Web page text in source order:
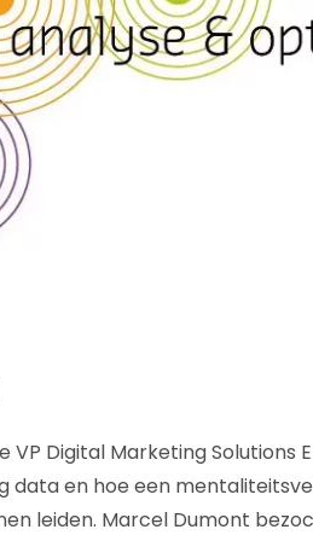
Digital Marketing Solutions
data en hoe een
leiden. Marcel Dumont